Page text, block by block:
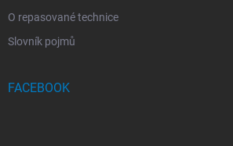
O repasované technice
Slovník pojmů
FACEBOOK